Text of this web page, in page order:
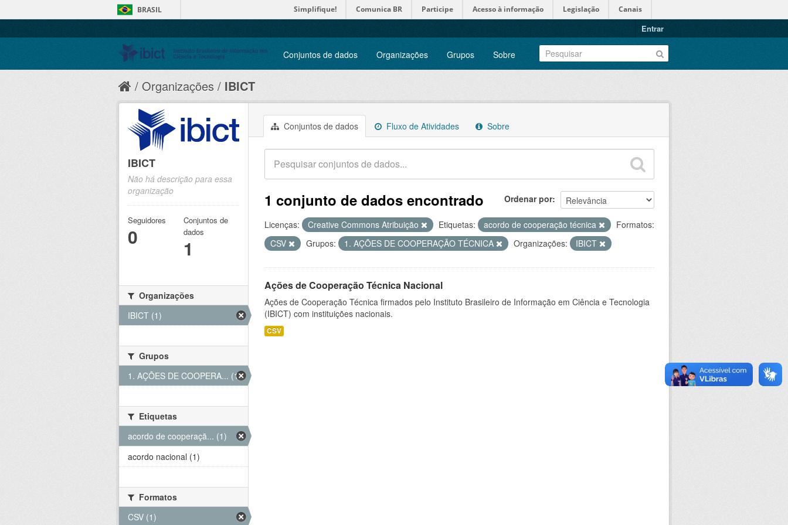
BRASIL Simplifique! Comunica BR Participe Acesso à informação Legislação Canais
Entrar
Conjuntos de dados Organizações Grupos Sobre
Organizações IBICT
Conjuntos de dados Fluxo de Atividades Sobre
Ordenar por
1 conjunto de dados encontrado
Licenças: Creative Commons Atribuição Etiquetas: acordo de cooperação técnica
Formatos:
CSV
Grupos: 1. AÇÕES DE COOPERAÇÃO TÉCNICA Organizações: IBICT
Ações de Cooperação Técnica Nacional
Ações de Cooperação Técnica firmados pelo Instituto Brasileiro de Informação em Ciência e Tecnologia
(IBICT) com instituições nacionais.
CSV
IBICT
Não há descrição para essa
organização
Seguidores
0
Conjuntos de
dados
1
Organizações
IBICT (1)
Grupos
1. AÇÕES DE COOPERA... (1)
Etiquetas
acordo de cooperaçã... (1)
acordo nacional (1)
Formatos
CSV (1)